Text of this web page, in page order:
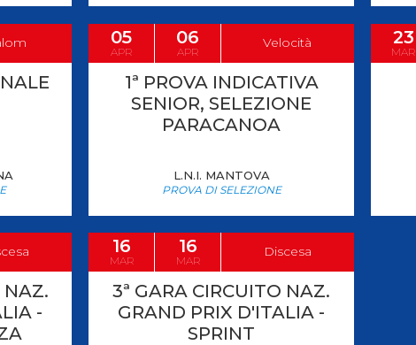
05
APR
06
APR
Velocità
1ª PROVA INDICATIVA
SENIOR, SELEZIONE
PARACANOA
L.N.I. MANTOVA
PROVA DI SELEZIONE
23
MAR
NAZ.
-
16
MAR
16
MAR
Discesa
3ª GARA CIRCUITO NAZ.
GRAND PRIX D'ITALIA -
SPRINT